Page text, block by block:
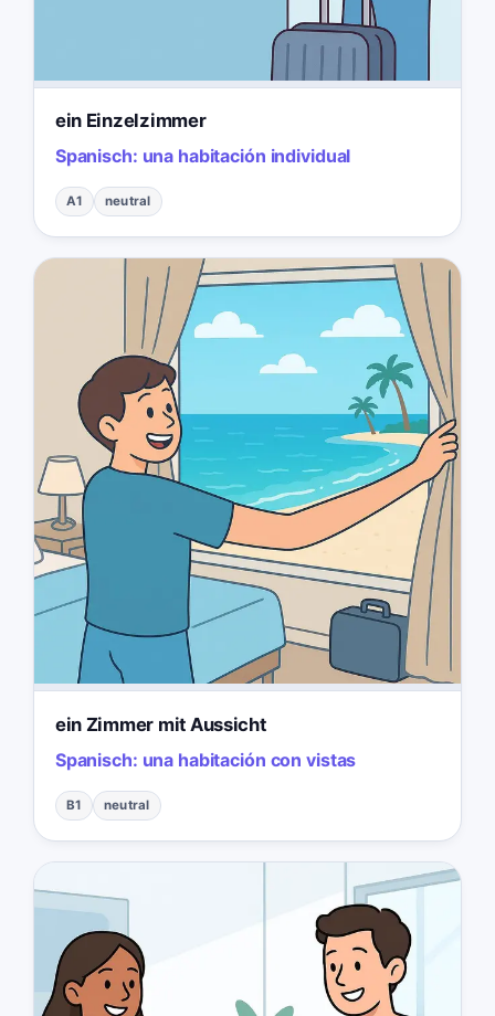
ein Einzelzimmer
Spanisch: una habitación individual
A1 neutral
ein Zimmer mit Aussicht
Spanisch: una habitación con vistas
B1 neutral